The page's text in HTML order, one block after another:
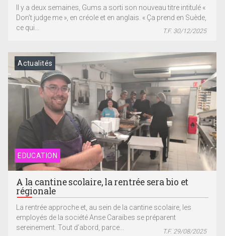
Il y a deux semaines, Gums a sorti son nouveau titre intitulé «
Don’t judge me », en créole et en anglais. « Ça prend en Suède,
ce qui...
T.F. 30/12/2025
EDUCATION
Actualités
A la cantine scolaire, la rentrée sera bio et
régionale
La rentrée approche et, au sein de la cantine scolaire, les
employés de la société Anse Caraïbes se préparent
sereinement. Tout d’abord, parce...
T.F. 29/08/2025